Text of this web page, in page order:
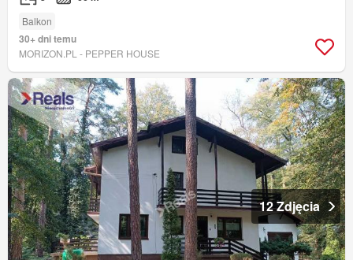
Balkon
30+ dni temu
MORIZON.PL - PEPPER HOUSE
12 Zdjęcia